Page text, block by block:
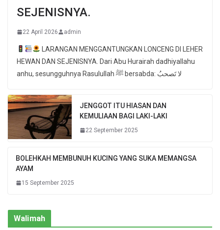
SEJENISNYA.
22 April 2026 admin
LARANGAN MENGGANTUNGKAN LONCENG DI LEHER
HEWAN DAN SEJENISNYA. Dari Abu Hurairah dadhiyallahu
anhu, sesungguhnya Rasulullah ﷺ bersabda: لا تَصحبُ
JENGGOT ITU HIASAN DAN
KEMULIAAN BAGI LAKI-LAKI
22 September 2025
BOLEHKAH MEMBUNUH KUCING YANG SUKA MEMANGSA
AYAM
15 September 2025
Walimah